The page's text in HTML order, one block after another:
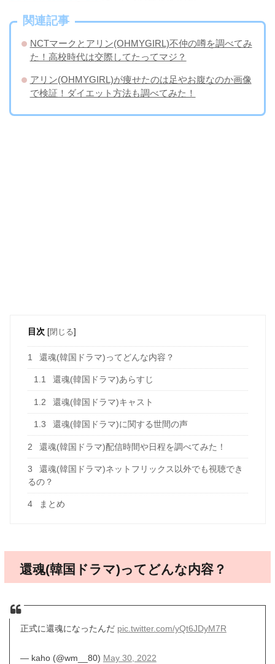
関連記事
NCTマークとアリン(OHMYGIRL)不仲の噂を調べてみ
た！高校時代は交際してたってマジ？
アリン(OHMYGIRL)が痩せたのは足やお腹なのか画像
で検証！ダイエット方法も調べてみた！
目次 [閉じる]
1 還魂(韓国ドラマ)ってどんな内容？
1.1 還魂(韓国ドラマ)あらすじ
1.2 還魂(韓国ドラマ)キャスト
1.3 還魂(韓国ドラマ)に関する世間の声
2 還魂(韓国ドラマ)配信時間や日程を調べてみた！
3
還魂(韓国ドラマ)ネットフリックス以外でも視聴でき
るの？
4 まとめ
還魂(韓国ドラマ)ってどんな内容？
正式に還魂になったんだ pic.twitter.com/yQt6JDyM7R
— kaho (@wm__80) May 30, 2022